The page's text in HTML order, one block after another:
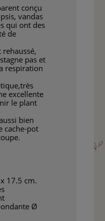
conçu
vandas
qui ont des
de
pas et
respiration
excellente
le plant
bien
cache-pot
17.5 cm.
Ø